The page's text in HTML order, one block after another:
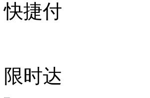
快捷付
限时达